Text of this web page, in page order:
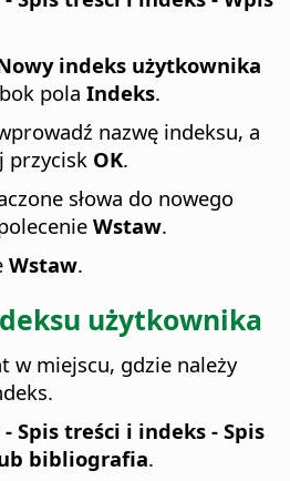
indeks użytkownika
pola Indeks.
nazwę indeksu, a
przycisk OK.
słowa do nowego
Wstaw.
Wstaw.
użytkownika
w miejscu, gdzie należy
Spis treści i indeks - Spis
bibliografia.